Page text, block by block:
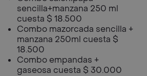
sencilla+manzana 250 ml
cuesta $ 18.500
Combo mazorcada sencilla +
manzana 250ml cuesta $
18.500
Combo empandas +
gaseosa cuesta $ 30.000